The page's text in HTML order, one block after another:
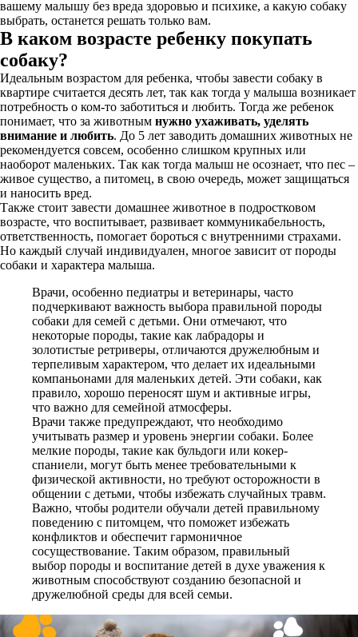
вашему малышу без вреда здоровью и психике, а какую собаку
выбрать, останется решать только вам.
В каком возрасте ребенку покупать
собаку?
Идеальным возрастом для ребенка, чтобы завести собаку в
квартире считается десять лет, так как тогда у малыша возникает
потребность о ком-то заботиться и любить. Тогда же ребенок
понимает, что за животным нужно ухаживать, уделять
внимание и любить. До 5 лет заводить домашних животных не
рекомендуется совсем, особенно слишком крупных или
наоборот маленьких. Так как тогда малыш не осознает, что пес –
живое существо, а питомец, в свою очередь, может защищаться
и наносить вред.
Также стоит завести домашнее животное в подростковом
возрасте, что воспитывает, развивает коммуникабельность,
ответственность, помогает бороться с внутренними страхами.
Но каждый случай индивидуален, многое зависит от породы
собаки и характера малыша.
Врачи, особенно педиатры и ветеринары, часто
подчеркивают важность выбора правильной породы
собаки для семей с детьми. Они отмечают, что
некоторые породы, такие как лабрадоры и
золотистые ретриверы, отличаются дружелюбным и
терпеливым характером, что делает их идеальными
компаньонами для маленьких детей. Эти собаки, как
правило, хорошо переносят шум и активные игры,
что важно для семейной атмосферы.
Врачи также предупреждают, что необходимо
учитывать размер и уровень энергии собаки. Более
мелкие породы, такие как бульдоги или кокер-
спаниели, могут быть менее требовательными к
физической активности, но требуют осторожности в
общении с детьми, чтобы избежать случайных травм.
Важно, чтобы родители обучали детей правильному
поведению с питомцем, что поможет избежать
конфликтов и обеспечит гармоничное
сосуществование. Таким образом, правильный
выбор породы и воспитание детей в духе уважения к
животным способствуют созданию безопасной и
дружелюбной среды для всей семьи.